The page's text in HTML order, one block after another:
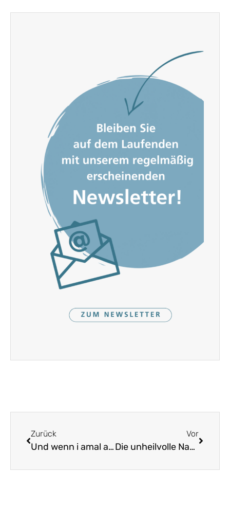
Zurück
Und wenn i amal auf Reisen geh
Vor
Die unheilvolle Nachtfahrt